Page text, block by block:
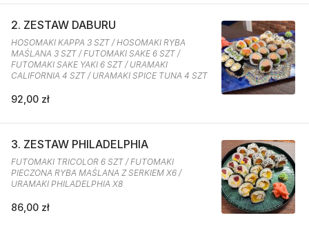
2. ZESTAW DABURU
HOSOMAKI KAPPA 3 SZT / HOSOMAKI RYBA
MAŚLANA 3 SZT / FUTOMAKI SAKE 6 SZT /
FUTOMAKI SAKE YAKI 6 SZT / URAMAKI
CALIFORNIA 4 SZT / URAMAKI SPICE TUNA 4 SZT
92,00 zł
3. ZESTAW PHILADELPHIA
FUTOMAKI TRICOLOR 6 SZT / FUTOMAKI
PIECZONA RYBA MAŚLANA Z SERKIEM X6 /
URAMAKI PHILADELPHIA X8
86,00 zł